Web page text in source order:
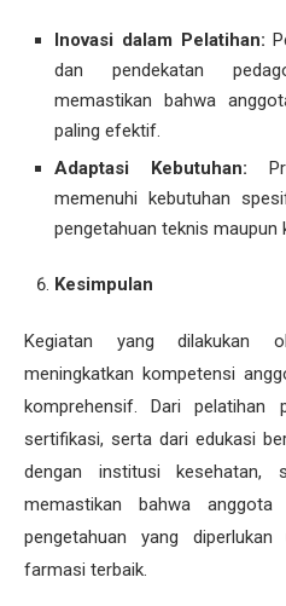
Inovasi dalam Pelatihan:
dan pendekatan
memastikan bahwa
paling efektif.
Adaptasi Kebutuhan:
memenuhi kebutuhan
pengetahuan teknis maupun
Kesimpulan
Kegiatan yang dilakukan
meningkatkan kompetensi
komprehensif. Dari pelatihan
sertifikasi, serta dari edukasi
dengan institusi kesehatan,
memastikan bahwa anggota
pengetahuan yang
farmasi terbaik.